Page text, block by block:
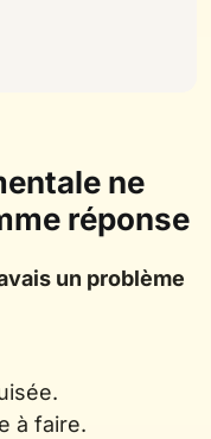
ne
réponse
un problème
à faire.